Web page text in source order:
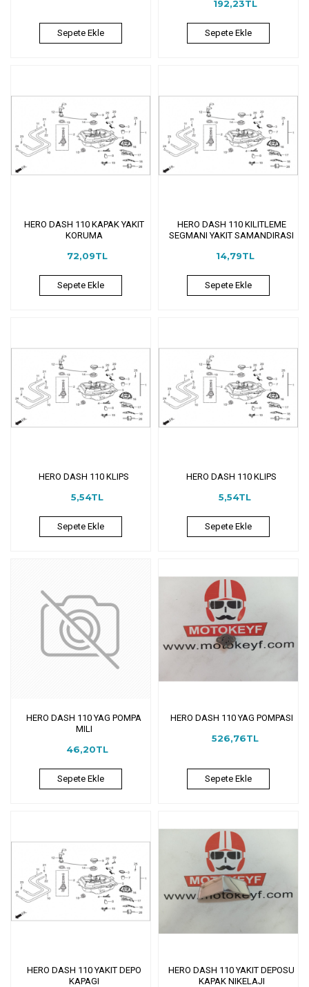
Sepete Ekle
192,23TL
Sepete Ekle
HERO DASH 110 KAPAK YAKIT
KORUMA
72,09TL
Sepete Ekle
HERO DASH 110 KILITLEME
SEGMANI YAKIT SAMANDIRASI
14,79TL
Sepete Ekle
HERO DASH 110 KLIPS
5,54TL
Sepete Ekle
HERO DASH 110 KLIPS
5,54TL
Sepete Ekle
HERO DASH 110 YAG POMPA
MILI
46,20TL
Sepete Ekle
HERO DASH 110 YAG POMPASI
526,76TL
Sepete Ekle
HERO DASH 110 YAKIT DEPO
KAPAGI
HERO DASH 110 YAKIT DEPOSU
KAPAK NIKELAJI